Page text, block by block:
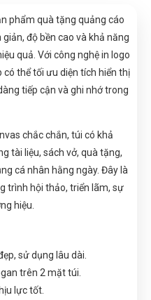
phẩm quà tặng quảng cáo
độ bền cao và khả năng
quả. Với công nghệ in logo
thể tối ưu diện tích hiển thị
tiếp cận và ghi nhớ trong
chắc chắn, túi có khả
tài liệu, sách vở, quà tặng,
cá nhân hằng ngày. Đây là
trình hội thảo, triển lãm, sự
hiệu.
sử dụng lâu dài.
trên 2 mặt túi.
lực tốt.